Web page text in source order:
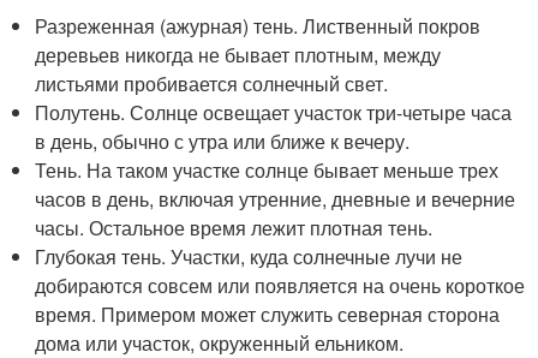
Разреженная (ажурная) тень. Лиственный покров
деревьев никогда не бывает плотным, между
листьями пробивается солнечный свет.
Полутень. Солнце освещает участок три-четыре часа
в день, обычно с утра или ближе к вечеру.
Тень. На таком участке солнце бывает меньше трех
часов в день, включая утренние, дневные и вечерние
часы. Остальное время лежит плотная тень.
Глубокая тень. Участки, куда солнечные лучи не
добираются совсем или появляется на очень короткое
время. Примером может служить северная сторона
дома или участок, окруженный ельником.